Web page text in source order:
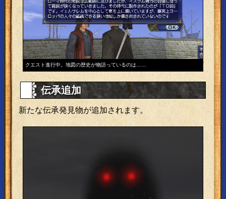
クエスト進行中。地図の歴史が物語っているのは……
伝承追加
新たな伝承発見物が追加されます。